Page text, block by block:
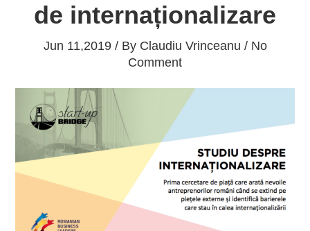
de internaționalizare
Jun 11,2019 / By Claudiu Vrinceanu / No
Comment